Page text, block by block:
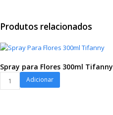
Produtos relacionados
Spray para Flores 300ml Tifanny
Adicionar